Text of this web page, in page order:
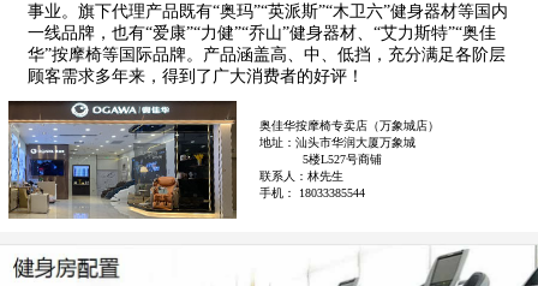
事业。旗下代理产品既有“奥玛”“英派斯”“木卫六”健身器材等国内
一线品牌，也有“爱康”“力健”“乔山”健身器材、“艾力斯特”“奥佳
华”按摩椅等国际品牌。产品涵盖高、中、低挡，充分满足各阶层
顾客需求多年来，得到了广大消费者的好评！
奥佳华按摩椅专卖店（万象城店）
地址：汕头市华润大厦万象城
5楼L527号商铺
联系人：林先生
手机： 18033385544